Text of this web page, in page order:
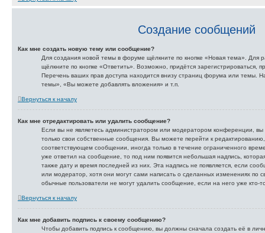
Создание сообщений
Как мне создать новую тему или сообщение?
Для создания новой темы в форуме щёлкните по кнопке «Новая тема». Для
щёлкните по кнопке «Ответить». Возможно, придётся зарегистрироваться,
Перечень ваших прав доступа находится внизу страниц форума или темы.
темы», «Вы можете добавлять вложения» и т.п.
Вернуться к началу
Как мне отредактировать или удалить сообщение?
Если вы не являетесь администратором или модератором конференции, вы
только свои собственные сообщения. Вы можете перейти к
соответствующем сообщении, иногда только в течение ограниченного
уже ответил на сообщение, то под ним появится небольшая надпись,
также дату и время последней из них. Эта надпись не появляется, если
или модератор, хотя они могут сами написать о сделанных изменениях по
обычные пользователи не могут удалить сообщение, если на него уже кто-
Вернуться к началу
Как мне добавить подпись к своему сообщению?
Чтобы добавить подпись к сообщению, вы должны сначала создать её в